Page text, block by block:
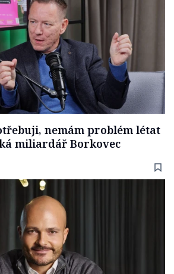
nemám problém létat
miliardář Borkovec